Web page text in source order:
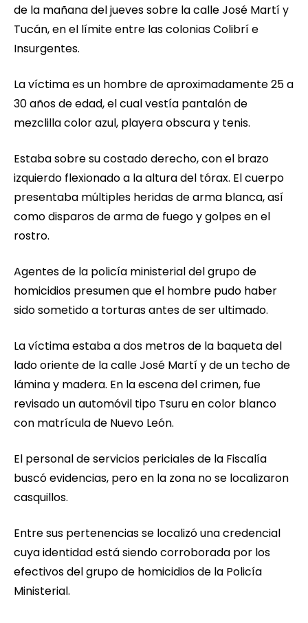
de la mañana del jueves sobre la calle José Martí y
Tucán, en el límite entre las colonias Colibrí e
Insurgentes.
La víctima es un hombre de aproximadamente 25 a
30 años de edad, el cual vestía pantalón de
mezclilla color azul, playera obscura y tenis.
Estaba sobre su costado derecho, con el brazo
izquierdo flexionado a la altura del tórax. El cuerpo
presentaba múltiples heridas de arma blanca, así
como disparos de arma de fuego y golpes en el
rostro.
Agentes de la policía ministerial del grupo de
homicidios presumen que el hombre pudo haber
sido sometido a torturas antes de ser ultimado.
La víctima estaba a dos metros de la baqueta del
lado oriente de la calle José Martí y de un techo de
lámina y madera. En la escena del crimen, fue
revisado un automóvil tipo Tsuru en color blanco
con matrícula de Nuevo León.
El personal de servicios periciales de la Fiscalía
buscó evidencias, pero en la zona no se localizaron
casquillos.
Entre sus pertenencias se localizó una credencial
cuya identidad está siendo corroborada por los
efectivos del grupo de homicidios de la Policía
Ministerial.